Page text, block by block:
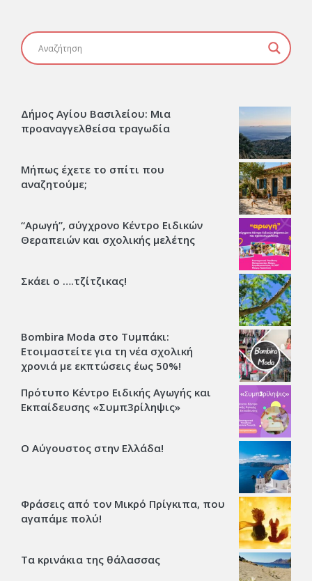
Δήμος Αγίου Βασιλείου: Μια
προαναγγελθείσα τραγωδία
Μήπως έχετε το σπίτι που
αναζητούμε;
“Αρωγή”, σύγχρονο Κέντρο Ειδικών
Θεραπειών και σχολικής μελέτης
Σκάει ο ….τζίτζικας!
Bombira Moda στο Τυμπάκι:
Ετοιμαστείτε για τη νέα σχολική
χρονιά με εκπτώσεις έως 50%!
Πρότυπο Κέντρο Ειδικής Αγωγής και
Εκπαίδευσης «Συμπ3ρίληψις»
Ο Αύγουστος στην Ελλάδα!
Φράσεις από τον Μικρό Πρίγκιπα, που
αγαπάμε πολύ!
Τα κρινάκια της θάλασσας